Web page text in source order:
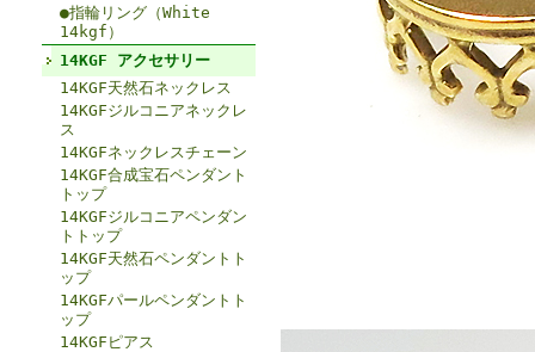
●指輪リング（White
14kgf）
14KGF アクセサリー
14KGF天然石ネックレス
14KGFジルコニアネックレ
ス
14KGFネックレスチェーン
14KGF合成宝石ペンダント
トップ
14KGFジルコニアペンダン
トトップ
14KGF天然石ペンダントト
ップ
14KGFパールペンダントト
ップ
14KGFピアス